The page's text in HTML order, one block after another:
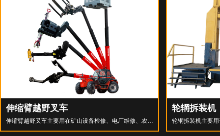
伸缩臂越野叉车
伸缩臂越野叉车主要用在矿山设备检修、电厂维修、农
场、建筑等领域。集叉车、吊车、高空作业车、机械手功
轮辋拆装机
轮辋拆装机主要
轮胎范围，20-63